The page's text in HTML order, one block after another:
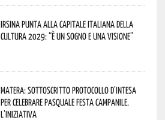
Irsina punta alla Capitale italiana della
Cultura 2029: “È un sogno e una visione”
Matera: sottoscritto protocollo d’intesa
per celebrare Pasquale Festa Campanile.
L’iniziativa